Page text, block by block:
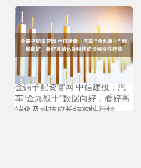
金铺子配资官网 中信建投：汽
车“金九银十”数据向好，看好高
端化及科技成长结构性行情